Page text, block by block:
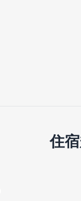
住